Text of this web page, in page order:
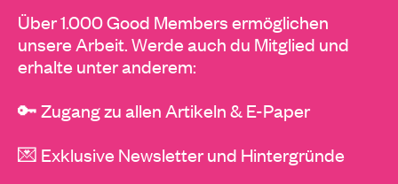
Über 1.000 Good Members ermöglichen
unsere Arbeit. Werde auch du Mitglied und
erhalte unter anderem:
🔑 Zugang zu allen Artikeln & E-Paper
💌 Exklusive Newsletter und Hintergründe